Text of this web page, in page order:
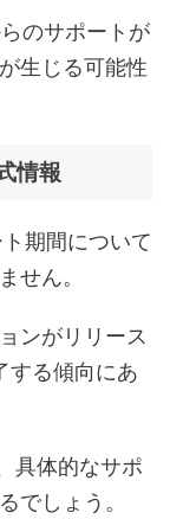
のサポートが
生じる可能性
情報
期間について
せん。
ンがリリース
する傾向にあ
具体的なサポ
でしょう。